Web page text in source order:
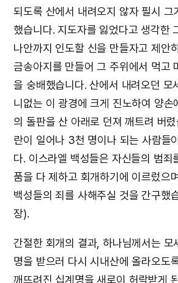
되도록 산에서 내려오지 않자 필시 그
했습니다. 지도자를 잃었다고 생각한
나안까지 인도할 신을 만들자고 제안
금송아지를 만들어 그 주위에서 먹고
을 숭배했습니다. 산에서 내려오던 모
니없는 이 광경에 크게 진노하여 양손
의 돌판을 산 아래로 던져 깨트려 버
란이 일어나 3천 명이나 되는 사람들
다. 이스라엘 백성들은 자신들의 범죄
품을 다 제하고 회개하기에 이르렀으
백성들의 죄를 사해주실 것을 간구
장).
간절한 회개의 결과, 하나님께서는 모
명을 받으러 다시 시내산에 올라오도
깨뜨려진 십계명을 새로이 허락받게